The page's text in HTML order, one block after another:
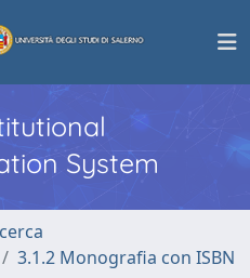
System
3.1.2 Monografia con ISBN